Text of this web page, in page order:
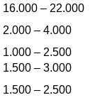
16.000 – 22.000
2.000 – 4.000
1.000 – 2.500
1.500 – 3.000
1.500 – 2.500